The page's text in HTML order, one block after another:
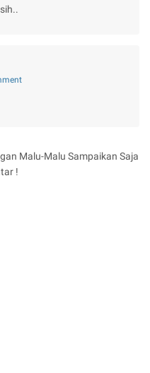
Malu-Malu Sampaikan Saja
!